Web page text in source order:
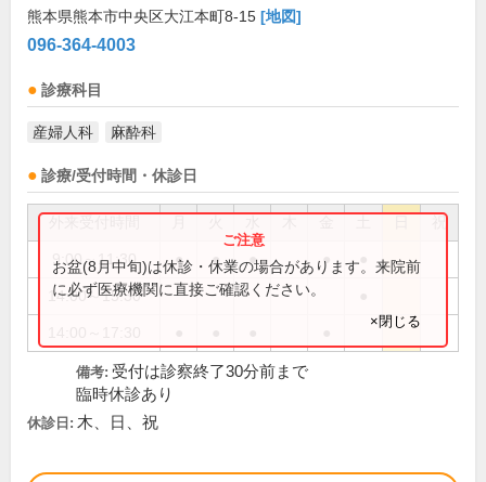
熊本県熊本市中央区大江本町8-15 [地図]
096-364-4003
診療科目
産婦人科 麻酔科
診療/受付時間・休診日
祝
9:00～11:30 ● ● ● ●
14:00～15:30
お盆(8月中旬)は休診・休業の場合があります。来院前
に必ず医療機関に直接ご確認ください。
×閉じる
備考: 受付は診察終了30分前まで
臨時休診あり
休診日: 木、日、祝